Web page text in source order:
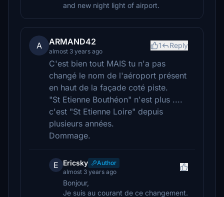
and new night light of airport.
A ARMAND42
almost 3 years ago
1 Reply
C'est bien tout MAIS tu n'a pas
changé le nom de l'aéroport présent
en haut de la façade coté piste.
"St Etienne Bouthéon" n'est plus ....
c'est "St Etienne Loire" depuis
plusieurs années.
Dommage.
E Ericsky
Author
almost 3 years ago
Bonjour,
Je suis au courant de ce changement.